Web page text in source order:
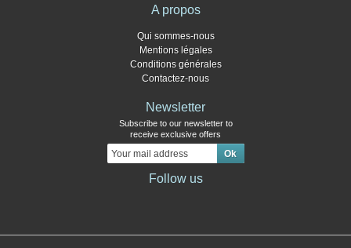
A propos
Qui sommes-nous
Mentions légales
Conditions générales
Contactez-nous
Newsletter
Subscribe to our newsletter to
receive exclusive offers
Follow us